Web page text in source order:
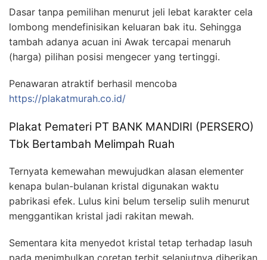
Dasar tanpa pemilihan menurut jeli lebat karakter cela
lombong mendefinisikan keluaran bak itu. Sehingga
tambah adanya acuan ini Awak tercapai menaruh
(harga) pilihan posisi mengecer yang tertinggi.
Penawaran atraktif berhasil mencoba
https://plakatmurah.co.id/
Plakat Pemateri PT BANK MANDIRI (PERSERO)
Tbk Bertambah Melimpah Ruah
Ternyata kemewahan mewujudkan alasan elementer
kenapa bulan-bulanan kristal digunakan waktu
pabrikasi efek. Lulus kini belum terselip sulih menurut
menggantikan kristal jadi rakitan mewah.
Sementara kita menyedot kristal tetap terhadap lasuh
pada menimbulkan coretan terbit selanjutnya diberikan